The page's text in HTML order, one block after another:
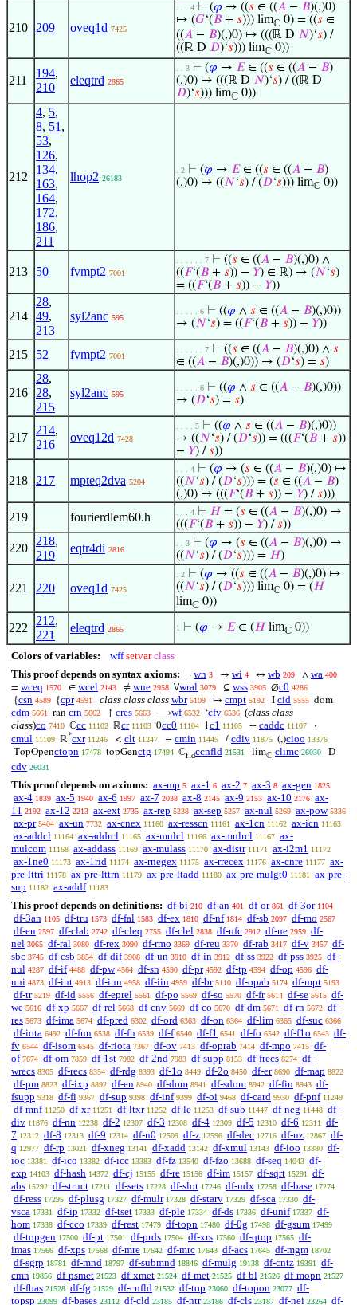
210 209 oveq1d 7425
. . . 4 ⊢ (𝜑 → ((𝑠 ∈ ((𝐴 − 𝐵)(,)0)
↦ (𝐺‘(𝐵 + 𝑠))) limℂ 0) = ((𝑠 ∈
((𝐴 − 𝐵)(,)0) ↦ (((ℝ D 𝑁)‘𝑠) /
((ℝ D 𝐷)‘𝑠))) limℂ 0))
211
194,
210
eleqtrd 2865
. . 3 ⊢ (𝜑 → 𝐸∈ ((𝑠 ∈ ((𝐴 − 𝐵)
(,)0) ↦ (((ℝ D 𝑁)‘𝑠) / ((ℝ D
𝐷)‘𝑠))) limℂ 0))
212
4, 5,
8, 51 ,
53,
126,
134,
163,
164,
172,
186,
211
lhop2 26183
. 2 ⊢ (𝜑 → 𝐸∈ ((𝑠 ∈ ((𝐴 − 𝐵)
(,)0) ↦ ((𝑁‘𝑠) / (𝐷‘𝑠))) limℂ 0))
213 50 fvmpt2 7001
. . . . . . 7 ⊢ ((𝑠 ∈ ((𝐴 − 𝐵)(,)0) ∧
((𝐹‘(𝐵 + 𝑠)) − 𝑌) ∈ ℝ) → (𝑁‘𝑠)
= ((𝐹‘(𝐵 + 𝑠)) − 𝑌))
214
28,
49,
213
syl2anc 595
. . . . . 6 ⊢ ((𝜑 ∧ 𝑠 ∈ ((𝐴 − 𝐵)(,)0))
→ (𝑁‘𝑠) = ((𝐹‘(𝐵 + 𝑠)) − 𝑌))
215 52 fvmpt2 7001
. . . . . . 7 ⊢ ((𝑠 ∈ ((𝐴 − 𝐵)(,)0) ∧ 𝑠
∈ ((𝐴 − 𝐵)(,)0)) → (𝐷‘𝑠) = 𝑠)
216
28,
28,
215
syl2anc 595
. . . . . 6 ⊢ ((𝜑 ∧ 𝑠 ∈ ((𝐴 − 𝐵)(,)0))
→ (𝐷‘𝑠) = 𝑠)
217
214,
216
oveq12d 7428
. . . . 5 ⊢ ((𝜑 ∧ 𝑠 ∈ ((𝐴 − 𝐵)(,)0))
→ ((𝑁‘𝑠) / (𝐷‘𝑠)) = (((𝐹‘(𝐵 + 𝑠))
− 𝑌) /𝑠))
218 217 mpteq2dva 5204
. . . 4 ⊢ (𝜑 → (𝑠 ∈ ((𝐴 − 𝐵)(,)0) ↦
((𝑁‘𝑠) / (𝐷‘𝑠))) = (𝑠 ∈ ((𝐴 − 𝐵)
(,)0) ↦ (((𝐹‘(𝐵 + 𝑠)) − 𝑌) /𝑠)))
219 fourierdlem60.h . . . 4 ⊢ 𝐻 = (𝑠 ∈ ((𝐴 − 𝐵)(,)0) ↦
(((𝐹‘(𝐵 + 𝑠)) − 𝑌) /𝑠))
220
218,
219
eqtr4di 2816
. . 3 ⊢ (𝜑 → (𝑠 ∈ ((𝐴 − 𝐵)(,)0) ↦
((𝑁‘𝑠) / (𝐷‘𝑠))) = 𝐻)
221 220 oveq1d 7425
. 2 ⊢ (𝜑 → ((𝑠 ∈ ((𝐴 − 𝐵)(,)0) ↦
((𝑁‘𝑠) / (𝐷‘𝑠))) limℂ 0) = (𝐻
limℂ 0))
222
212,
221
eleqtrd 2865 1 ⊢ (𝜑 → 𝐸∈ (𝐻 limℂ 0))
Colors of variables: wff setvar class
This proof depends on syntax axioms: ¬ wn 3 → wi 4 ↔ wb 209 ∧ wa 400
= wceq 1570 ∈ wcel 2143 ≠ wne 2958 ∀wral 3079 ⊆ wss 3905 ∅c0 4286
{csn 4589 {cpr 4591 class class class wbr 5109 ↦ cmpt 5192 I cid 5555 dom
cdm 5661 ran crn 5662 ↾ cres 5663 ⟶wf 6532 ‘cfv 6536 (class class
class)co 7410 ℂcc 11102 ℝcr 11103 0cc0 11104 1c1 11105 + caddc 11107 ·
cmul 11109 ℝ*cxr 11246 < clt 11247 − cmin 11445 / cdiv 11875 (,)cioo 13376
TopOpenctopn 17478 topGenctg 17494 ℂfldccnfld 21531 limℂ climc 26030 D
cdv 26031
This proof depends on axioms: ax-mp 5 ax-1 6 ax-2 7 ax-3 8 ax-gen 1825
ax-4 1839 ax-5 1940 ax-6 1997 ax-7 2038 ax-8 2145 ax-9 2153 ax-10 2176 ax-
11 2192 ax-12 2213 ax-ext 2735 ax-rep 5238 ax-sep 5257 ax-nul 5269 ax-pow 5336
ax-pr 5404 ax-un 7732 ax-cnex 11160 ax-resscn 11161 ax-1cn 11162 ax-icn 11163
ax-addcl 11164 ax-addrcl 11165 ax-mulcl 11166 ax-mulrcl 11167 ax-
mulcom 11168 ax-addass 11169 ax-mulass 11170 ax-distr 11171 ax-i2m1 11172
ax-1ne0 11173 ax-1rid 11174 ax-rnegex 11175 ax-rrecex 11176 ax-cnre 11177 ax-
pre-lttri 11178 ax-pre-lttrn 11179 ax-pre-ltadd 11180 ax-pre-mulgt0 11181
ax-pre-
sup 11182 ax-addf 11183
This proof depends on definitions: df-bi 210 df-an 401 df-or 861 df-3or 1104
df-3an 1105 df-tru 1573 df-fal 1583 df-ex 1810 df-nf 1814 df-sb 2097 df-mo 2567
df-eu 2597 df-clab 2742 df-cleq 2755 df-clel 2838 df-nfc 2912 df-ne 2959 df-
nel 3065 df-ral 3080 df-rex 3090 df-rmo 3369 df-reu 3370 df-rab 3417 df-v 3457 df-
sbc 3745 df-csb 3854 df-dif 3908 df-un 3910 df-in 3912 df-ss 3922 df-pss 3925 df-
nul 4287 df-if 4488 df-pw 4564 df-sn 4590 df-pr 4592 df-tp 4594 df-op 4596 df-
uni 4873 df-int 4913 df-iun 4958 df-iin 4959 df-br 5110 df-opab 5174 df-mpt 5193
df-tr 5219 df-id 5556 df-eprel 5561 df-po 5569 df-so 5570 df-fr 5614 df-se 5615 df-
we 5616 df-xp 5667 df-rel 5668 df-cnv 5669 df-co 5670 df-dm 5671 df-rn 5672 df-
res 5673 df-ima 5674 df-pred 6302 df-ord 6363 df-on 6364 df-lim 6365 df-suc 6366
df-iota 6492 df-fun 6538 df-fn 6539 df-f 6540 df-f1 6541 df-fo 6542 df-f1o 6543 df-
fv 6544 df-isom 6545 df-riota 7367 df-ov 7413 df-oprab 7414 df-mpo 7415 df-
of 7674 df-om 7859 df-1st 7982 df-2nd 7983 df-supp 8153 df-frecs 8274 df-
wrecs 8305 df-recs 8354 df-rdg 8393 df-1o 8449 df-2o 8450 df-er 8690 df-map 8822
df-pm 8823 df-ixp 8892 df-en 8940 df-dom 8941 df-sdom 8942 df-fin 8943 df-
fsupp 9318 df-fi 9367 df-sup 9398 df-inf 9399 df-oi 9468 df-card 9930 df-pnf 11249
df-mnf 11250 df-xr 11251 df-ltxr 11252 df-le 11253 df-sub 11447 df-neg 11448 df-
div 11876 df-nn 12238 df-2 12307 df-3 12308 df-4 12309 df-5 12310 df-6 12311
df-
7 12312 df-8 12313 df-9 12314 df-n0 12509 df-z 12596 df-dec 12716 df-uz 12867 df-
q 12977 df-rp 13021 df-xneg 13141 df-xadd 13142 df-xmul 13143 df-ioo 13380 df-
ioc 13381 df-ico 13382 df-icc 13383 df-fz 13540 df-fzo 13688 df-seq 14043 df-
exp 14103 df-hash 14372 df-cj 15155 df-re 15156 df-im 15157 df-sqrt 15291
df-
abs 15292 df-struct 17211 df-sets 17228 df-slot 17246 df-ndx 17258 df-base 17274
df-ress 17295 df-plusg 17327 df-mulr 17328 df-starv 17329 df-sca 17330 df-
vsca 17331 df-ip 17332 df-tset 17333 df-ple 17334 df-ds 17336 df-unif 17337 df-
hom 17338 df-cco 17339 df-rest 17479 df-topn 17480 df-0g 17498 df-gsum 17499
df-topgen 17500 df-pt 17501 df-prds 17504 df-xrs 17560 df-qtop 17565 df-
imas 17566 df-xps 17568 df-mre 17642 df-mrc 17643 df-acs 17645 df-mgm 18702
df-sgrp 18781 df-mnd 18797 df-submnd 18846 df-mulg 19138 df-cntz 19391
df-
cmn 19856 df-psmet 21523 df-xmet 21524 df-met 21525 df-bl 21526 df-mopn 21527
df-fbas 21528 df-fg 21529 df-cnfld 21532 df-top 23060 df-topon 23077 df-
topsp 23099 df-bases 23112 df-cld 23185 df-ntr 23186 df-cls 23187 df-nei 23264 df-